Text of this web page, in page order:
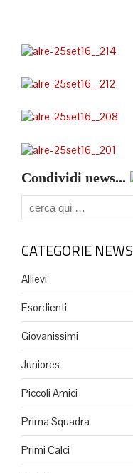
Condividi news...
CATEGORIE NEWS
Allievi
Esordienti
Giovanissimi
Juniores
Piccoli Amici
Prima Squadra
Primi Calci